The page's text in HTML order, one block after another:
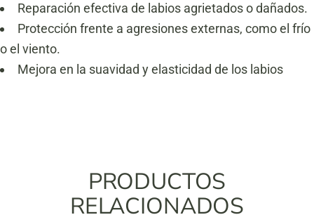
Reparación efectiva de labios agrietados o dañados.
Protección frente a agresiones externas, como el frío
o el viento.
Mejora en la suavidad y elasticidad de los labios
PRODUCTOS
RELACIONADOS